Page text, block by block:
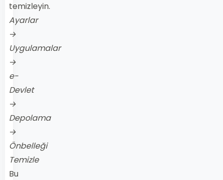
temizleyin.
Ayarlar
→
Uygulamalar
→
e-
Devlet
→
Depolama
→
Önbelleği
Temizle
Bu